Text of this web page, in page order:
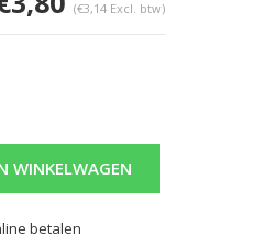
(€3,14 Excl. btw)
WINKELWAGEN
betalen